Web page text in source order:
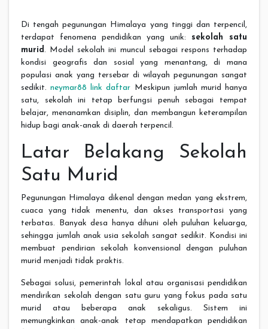
Di tengah pegunungan Himalaya yang tinggi dan terpencil,
terdapat fenomena pendidikan yang unik: sekolah satu
murid . Model sekolah ini muncul sebagai respons terhadap
kondisi geografis dan sosial yang menantang, di mana
populasi anak yang tersebar di wilayah pegunungan sangat
sedikit.neymar88 link daftar Meskipun jumlah murid hanya
satu, sekolah ini tetap berfungsi penuh sebagai tempat
belajar, menanamkan disiplin, dan membangun keterampilan
hidup bagi anak-anak di daerah terpencil.
Latar Belakang Sekolah
Satu Murid
Pegunungan Himalaya dikenal dengan medan yang ekstrem,
cuaca yang tidak menentu, dan akses transportasi yang
terbatas. Banyak desa hanya dihuni oleh puluhan keluarga,
sehingga jumlah anak usia sekolah sangat sedikit. Kondisi ini
membuat pendirian sekolah konvensional dengan puluhan
murid menjadi tidak praktis.
Sebagai solusi, pemerintah lokal atau organisasi pendidikan
mendirikan sekolah dengan satu guru yang fokus pada satu
murid atau beberapa anak sekaligus. Sistem ini
memungkinkan anak-anak tetap mendapatkan pendidikan